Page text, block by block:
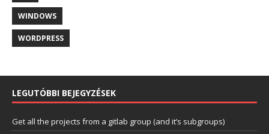
WINDOWS
WORDPRESS
LEGUTÓBBI BEJEGYZÉSEK
Get all the projects from a gitlab group (and it’s subgroups)